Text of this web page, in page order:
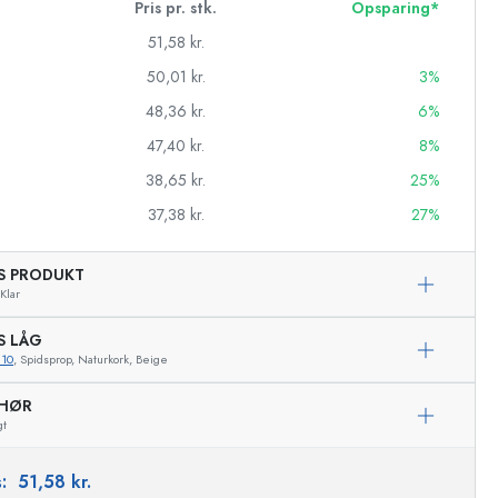
Pris pr. stk.
Opsparing*
51,58 kr.
50,01 kr.
3%
48,36 kr.
6%
47,40 kr.
8%
38,65 kr.
25%
37,38 kr. 27%
PRODUKT
Klar
LÅG
, Spidsprop, Naturkork, Beige
51,58 kr.